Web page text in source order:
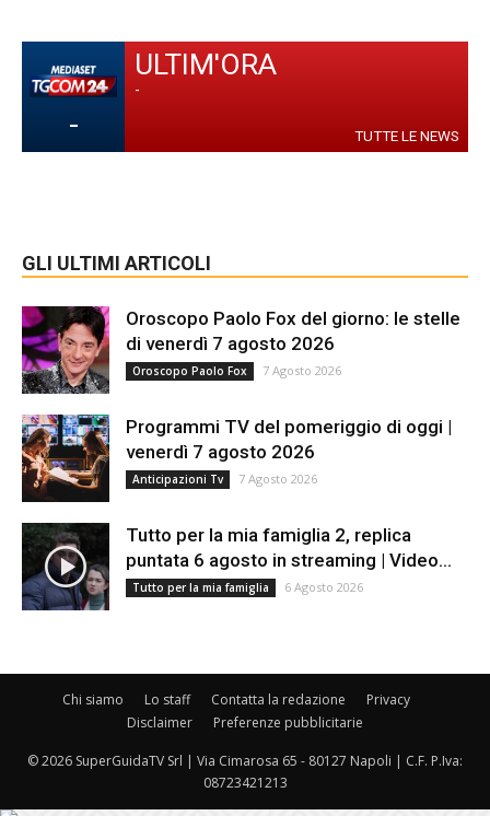
-
ULTIM'ORA
-
TUTTE LE NEWS
GLI ULTIMI ARTICOLI
Oroscopo Paolo Fox del giorno: le stelle
di venerdì 7 agosto 2026
Oroscopo Paolo Fox 7 Agosto 2026
Programmi TV del pomeriggio di oggi |
venerdì 7 agosto 2026
Anticipazioni Tv 7 Agosto 2026
Tutto per la mia famiglia 2, replica
puntata 6 agosto in streaming | Video...
Tutto per la mia famiglia 6 Agosto 2026
Chi siamo Lo staff Contatta la redazione
Privacy
Disclaimer
Preferenze pubblicitarie
© 2026 SuperGuidaTV Srl | Via Cimarosa 65 - 80127 Napoli | C.F. P.Iva:
08723421213